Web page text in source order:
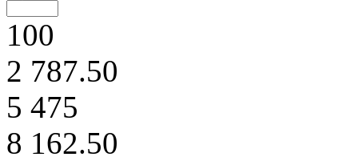
100
2 787.50
5 475
8 162.50